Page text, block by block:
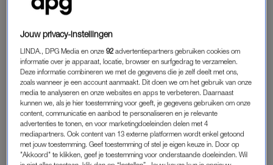
gestoken, meldt de ANWB.
BOEREN
Onder meer bij de A1 bij Bathmen, de A12 bij Bunnik, de A30
bij Ede, de A35 bij Hengelo en de A50 bij Apeldoorn is het
raak, aldus de ANWB, die verrast is door deze acties. “Het is
niet zo dat ze met tractoren op de weg rijden dit keer, maar ze
staan langs de weg.” Bij de afritten levert dat echter wel
vertraging op.
Jouw privacy-instellingen
LINDA., DPG Media en onze92 advertentiepartners gebruiken cookies om
informatie over je apparaat, locatie, browser en surfgedrag te verzamelen.
Deze informatie combineren we met de gegevens die je zelf deelt met ons,
zoals wanneer je een account aanmaakt. Dit doen we om het gebruik van onze
media te analyseren en onze websites en apps te verbeteren. Daarnaast
kunnen we, als je hier toestemming voor geeft, je gegevens gebruiken om onze
content, communicatie en aanbod te personaliseren en je relevante
advertenties te tonen, en voor marketingdoeleinden delen met 4
mediapartners. Ook content van 13 externe platformen wordt enkel getoond
met jouw toestemming. Geef toestemming of stel je eigen keuze in. Door op
"Akkoord" te klikken, geef je toestemming voor onderstaande doeleinden. Wil